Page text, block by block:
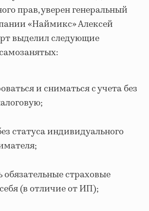
прав, уверен генеральный
«Наймикс» Алексей
выделил следующие
и сниматься с учета без
статуса индивидуального
обязательные страховые
(в отличие от ИП);